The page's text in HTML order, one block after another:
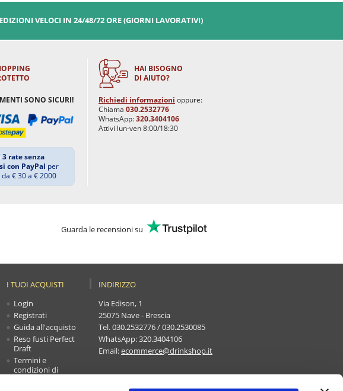
VELOCI IN 24/48/72 ORE (GIORNI LAVORATIVI)
SONO SICURI!
3 rate senza
con PayPal per
€ 30 a € 2000
HAI BISOGNO
DI AIUTO?
Richiedi informazioni oppure:
Chiama 030.2532776
WhatsApp:320.3404106
Attivi lun-ven 8:00/18:30
Guarda le recensioni su
I TUOI ACQUISTI
Login
Registrati
Guida all'acquisto
Reso fusti Perfect
Draft
Termini e
condizioni di
INDIRIZZO
Via Edison, 1
25075 Nave - Brescia
Tel.030.2532776/030.2530085
WhatsApp:320.3404106
Email:ecommerce@drinkshop.it